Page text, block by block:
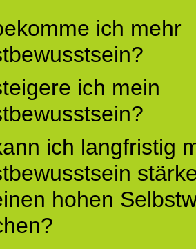
ich mehr
ich mein
ich langfristig
hohen